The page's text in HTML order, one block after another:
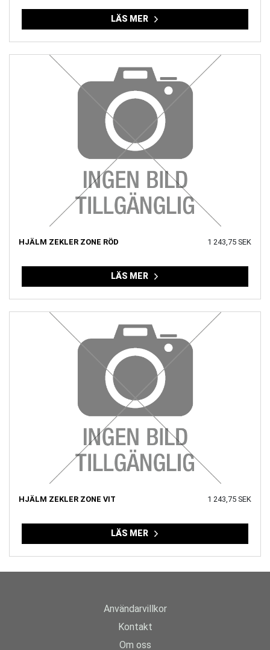
LÄS MER
HJÄLM ZEKLER ZONE RÖD 1 243,75 SEK
LÄS MER
HJÄLM ZEKLER ZONE VIT 1 243,75 SEK
LÄS MER
Användarvillkor
Kontakt
Om oss